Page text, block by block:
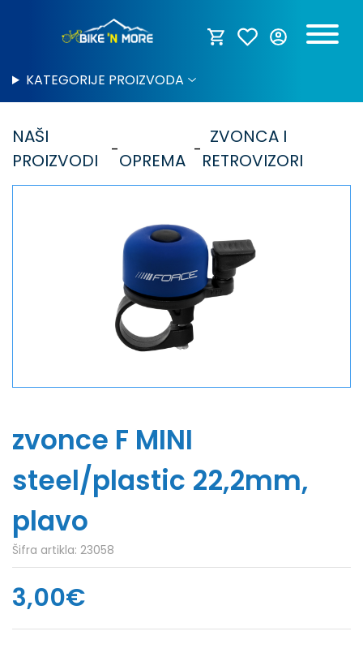
KATEGORIJE PROIZVODA
NAŠI
PROIZVODI
OPREMA
ZVONCA I
RETROVIZORI
zvonce F MINI
steel/plastic 22,2mm,
plavo
Šifra artikla: 23058
3,00€